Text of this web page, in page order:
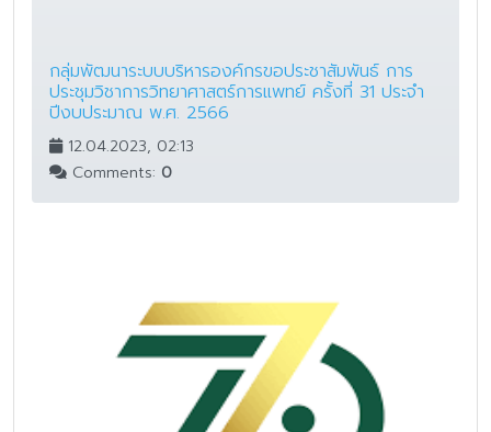
กลุ่มพัฒนาระบบบริหารองค์กรขอประชาสัมพันธ์ การ
ประชุมวิชาการวิทยาศาสตร์การแพทย์ ครั้งที่ 31 ประจำ
ปีงบประมาณ พ.ศ. 2566
12.04.2023, 02:13
Comments: 0